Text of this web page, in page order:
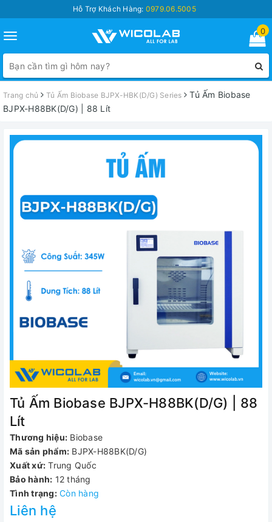
Hỗ Trợ Khách Hàng: 0979.06.5005
Toggle
navigation
0
Trang chủ Tủ Ấm Biobase BJPX-HBK(D/G) Series
Tủ Ấm Biobase
BJPX-H88BK(D/G) | 88 Lít
Tủ Ấm Biobase BJPX-H88BK(D/G) | 88
Lít
Thương hiệu: Biobase
Mã sản phẩm: BJPX-H88BK(D/G)
Xuất xứ: Trung Quốc
Bảo hành: 12 tháng
Tình trạng: Còn hàng
Liên hệ